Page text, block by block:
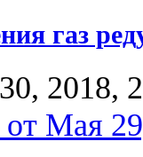
газ
2018,
Мая